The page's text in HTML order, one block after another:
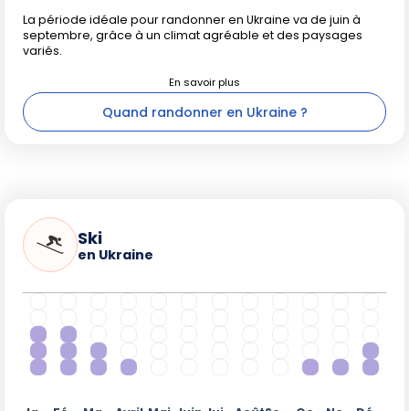
La période idéale pour randonner en Ukraine va de juin à
septembre, grâce à un climat agréable et des paysages
variés.
Quand randonner en Ukraine ?
Ski
en Ukraine